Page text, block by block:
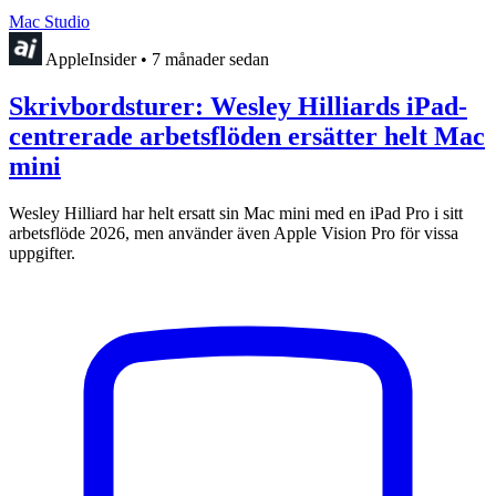
Mac Studio
AppleInsider • 7 månader sedan
Skrivbordsturer: Wesley Hilliards iPad-
centrerade arbetsflöden ersätter helt Mac
mini
Wesley Hilliard har helt ersatt sin Mac mini med en iPad Pro i sitt
arbetsflöde 2026, men använder även Apple Vision Pro för vissa
uppgifter.